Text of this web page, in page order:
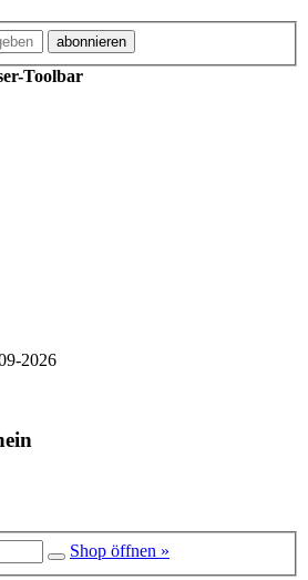
abonnieren
Toolbar
2026
Shop öffnen »